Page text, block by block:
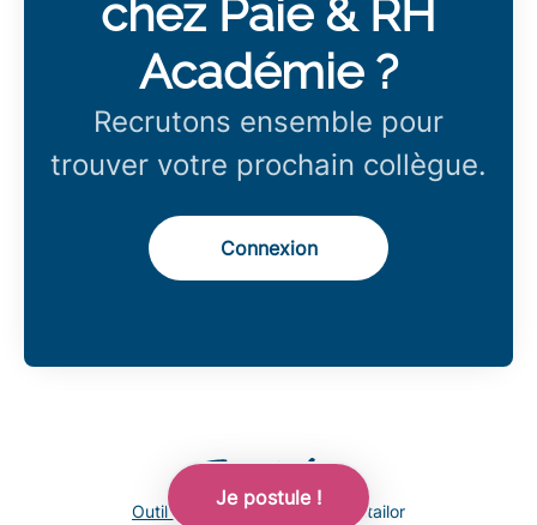
Je postule !
chez Paie & RH
Académie ?
Recrutons ensemble pour
trouver votre prochain collègue.
Connexion
Outil de recrutementde Teamtailor